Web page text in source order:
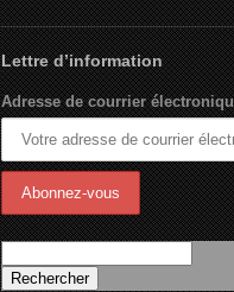
Lettre d’information
Adresse de courrier